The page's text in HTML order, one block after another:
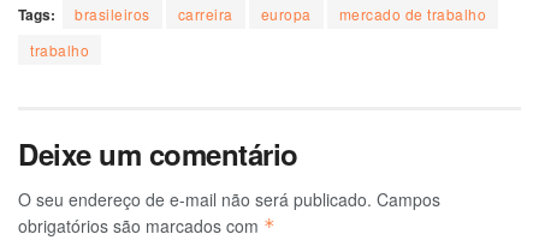
Tags: brasileiros carreira europa
mercado de trabalho
trabalho
Deixe um comentário
O seu endereço de e-mail não será publicado. Campos
obrigatórios são marcados com *